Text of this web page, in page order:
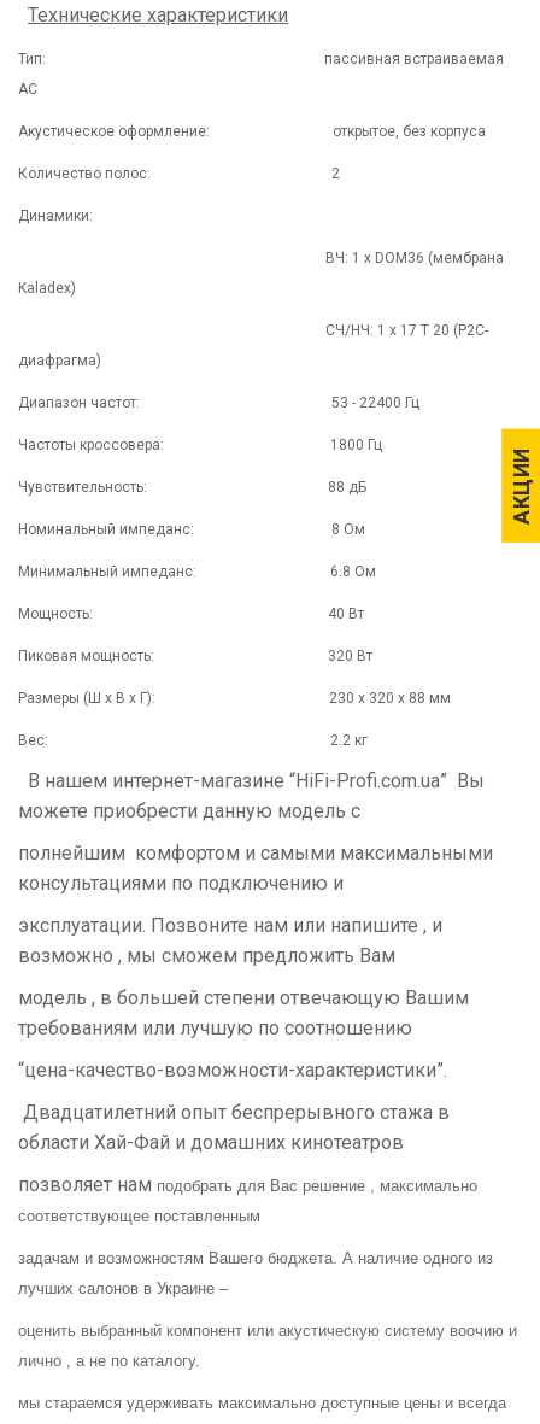
АКЦИИ
АКЦИИ
Технические характеристики
Тип: пассивная встраиваемая
АС
Акустическое оформление: открытое, без корпуса
Количество полос: 2
Динамики:
ВЧ: 1 x DOM36 (мембрана
Kaladex)
СЧ/НЧ: 1 х 17 Т 20 (P2C-
диафрагма)
Диапазон частот: 53 - 22400 Гц
Частоты кроссовера: 1800 Гц
Чувствительность: 88 дБ
Номинальный импеданс: 8 Ом
Минимальный импеданс: 6.8 Ом
Мощность: 40 Вт
Пиковая мощность: 320 Вт
Размеры (Ш х В х Г): 230 х 320 х 88 мм
Вес: 2.2 кг
В нашем интернет-магазине “HiFi-Profi.com.ua” Вы
можете приобрести данную модель с
полнейшим комфортом и самыми максимальными
консультациями по подключению и
эксплуатации. Позвоните нам или напишите , и
возможно , мы сможем предложить Вам
модель , в большей степени отвечающую Вашим
требованиям или лучшую по соотношению
“цена-качество-возможности-характеристики”.
Двадцатилетний опыт беспрерывного стажа в
области Хай-Фай и домашних кинотеатров
позволяет нам подобрать для Вас решение , максимально
соответствующее поставленным
задачам и возможностям Вашего бюджета. А наличие одного из
лучших салонов в Украине –
оценить выбранный компонент или акустическую систему воочию и
лично , а не по каталогу.
мы стараемся удерживать максимально доступные цены и всегда